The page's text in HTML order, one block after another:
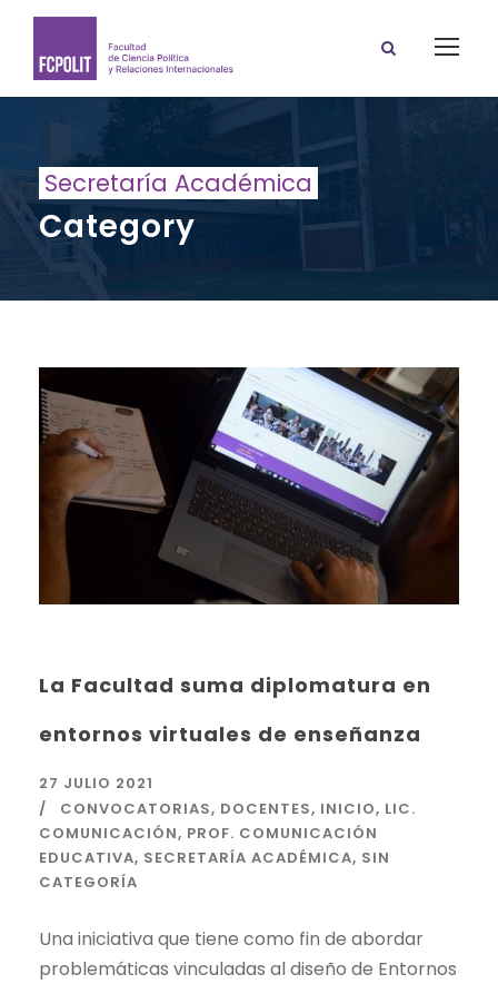
Secretaría Académica
Category
La Facultad suma diplomatura en
entornos virtuales de enseñanza
27 JULIO 2021
CONVOCATORIAS, DOCENTES, INICIO, LIC.
COMUNICACIÓN, PROF. COMUNICACIÓN
EDUCATIVA, SECRETARÍA ACADÉMICA, SIN
CATEGORÍA
Una iniciativa que tiene como fin de abordar
problemáticas vinculadas al diseño de Entornos